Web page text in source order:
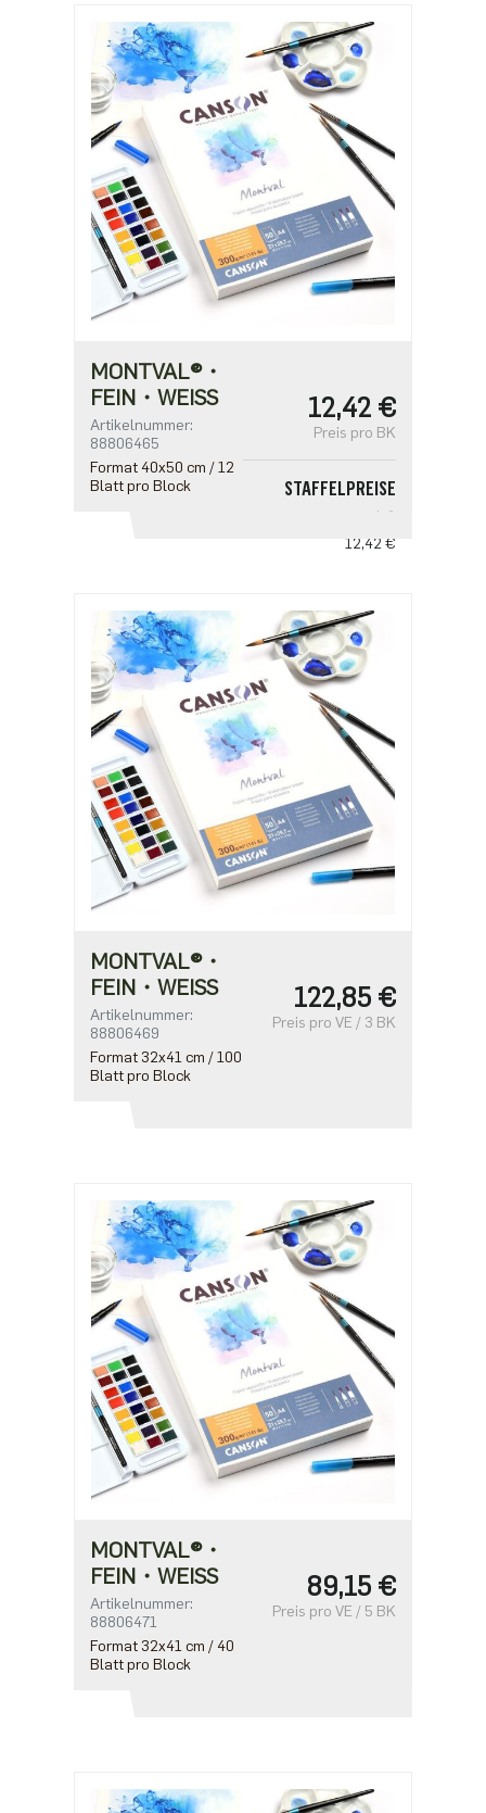
MONTVAL®・
FEIN・WEISS
Artikelnummer:
88806465
Format 40x50 cm / 12
Blatt pro Block
12,42 €
Preis pro BK
STAFFELPREISE
ab 1
12,42 €
MONTVAL®・
FEIN・WEISS
Artikelnummer:
88806469
Format 32x41 cm / 100
Blatt pro Block
122,85 €
Preis pro VE / 3 BK
MONTVAL®・
FEIN・WEISS
Artikelnummer:
88806471
Format 32x41 cm / 40
Blatt pro Block
89,15 €
Preis pro VE / 5 BK